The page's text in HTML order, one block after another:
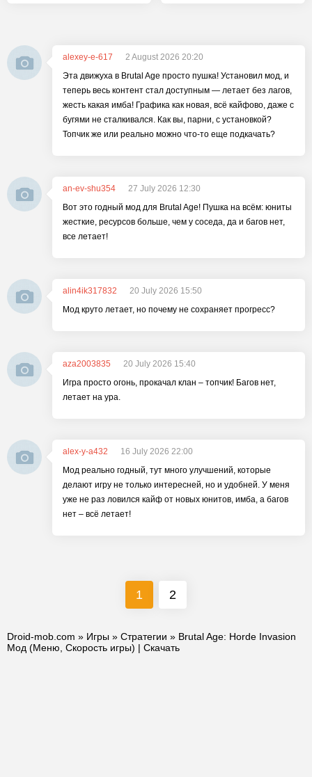
alexey-e-617
2 August 2026 20:20
Эта движуха в Brutal Age просто пушка! Установил мод, и
теперь весь контент стал доступным — летает без лагов,
жесть какая имба! Графика как новая, всё кайфово, даже с
бугями не сталкивался. Как вы, парни, с установкой?
Топчик же или реально можно что-то еще подкачать?
an-ev-shu354
27 July 2026 12:30
Вот это годный мод для Brutal Age! Пушка на всём: юниты
жесткие, ресурсов больше, чем у соседа, да и багов нет,
все летает!
alin4ik317832
20 July 2026 15:50
Мод круто летает, но почему не сохраняет прогресс?
aza2003835
20 July 2026 15:40
Игра просто огонь, прокачал клан – топчик! Багов нет,
летает на ура.
alex-y-a432
16 July 2026 22:00
Мод реально годный, тут много улучшений, которые
делают игру не только интересней, но и удобней. У меня
уже не раз ловился кайф от новых юнитов, имба, а багов
нет – всё летает!
1 2
Droid-mob.com » Игры » Стратегии » Brutal Age: Horde Invasion
Мод (Меню, Скорость игры) | Скачать